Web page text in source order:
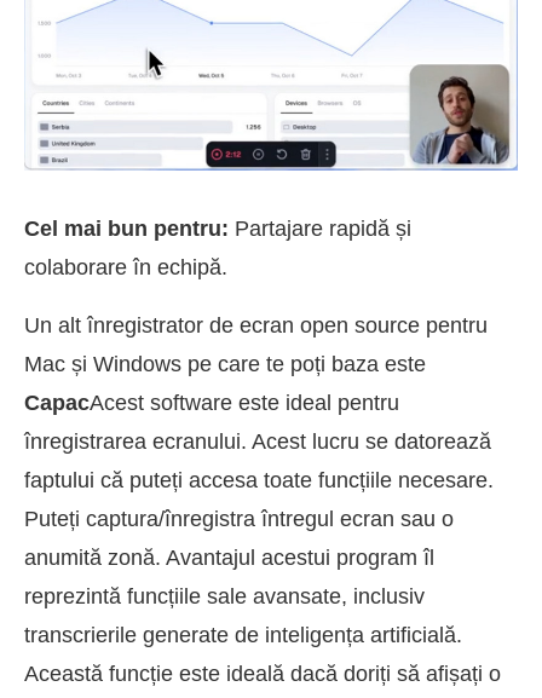
Cel mai bun pentru: Partajare rapidă și
colaborare în echipă.
Un alt înregistrator de ecran open source pentru
Mac și Windows pe care te poți baza este
CapacAcest software este ideal pentru
înregistrarea ecranului. Acest lucru se datorează
faptului că puteți accesa toate funcțiile necesare.
Puteți captura/înregistra întregul ecran sau o
anumită zonă. Avantajul acestui program îl
reprezintă funcțiile sale avansate, inclusiv
transcrierile generate de inteligența artificială.
Această funcție este ideală dacă doriți să afișați o